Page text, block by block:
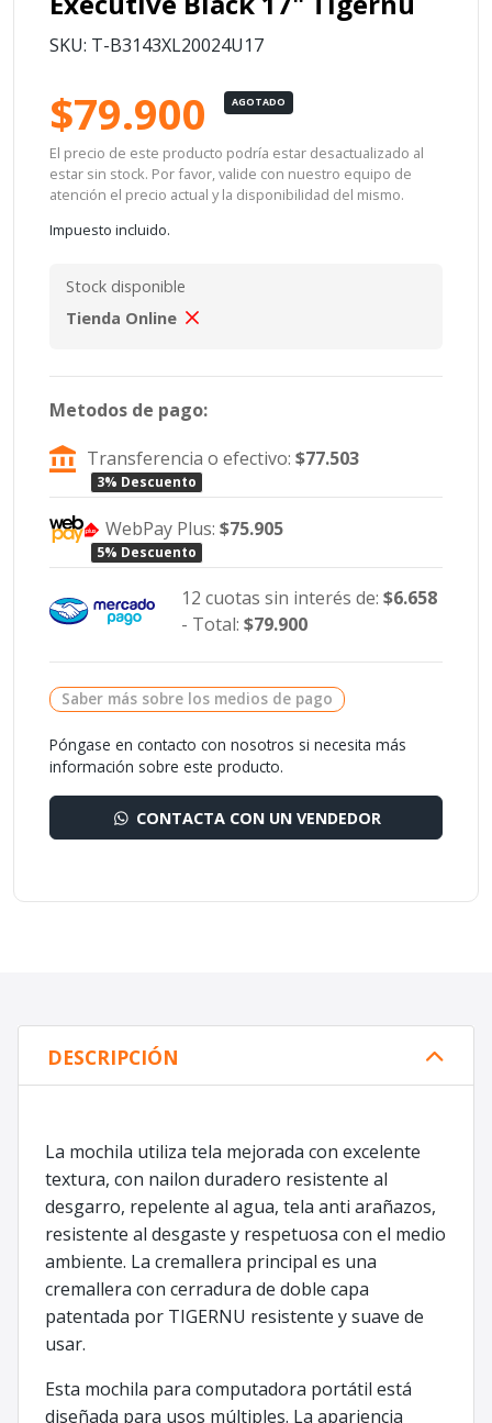
SKU: T-B3143XL20024U17
$79.900 AGOTADO
El precio de este producto podría estar desactualizado al
estar sin stock. Por favor, valide con nuestro equipo de
atención el precio actual y la disponibilidad del mismo.
Impuesto incluido.
Stock disponible
Tienda Online
Metodos de pago:
Transferencia o efectivo:$77.503
3% Descuento
WebPay Plus:$75.905
5% Descuento
12 cuotas sin interés de: $6.658
- Total: $79.900
Saber más sobre los medios de pago
Póngase en contacto con nosotros si necesita más
información sobre este producto.
CONTACTA CON UN VENDEDOR
DESCRIPCIÓN
La mochila utiliza tela mejorada con excelente
textura, con nailon duradero resistente al
desgarro, repelente al agua, tela anti arañazos,
resistente al desgaste y respetuosa con el medio
ambiente. La cremallera principal es una
cremallera con cerradura de doble capa
patentada por TIGERNU resistente y suave de
usar.
Esta mochila para computadora portátil está
diseñada para usos múltiples. La apariencia